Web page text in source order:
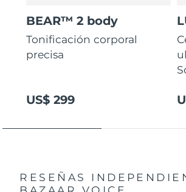
BEAR™ 2 body
Tonificación corporal
precisa
US$ 299
RESEÑAS